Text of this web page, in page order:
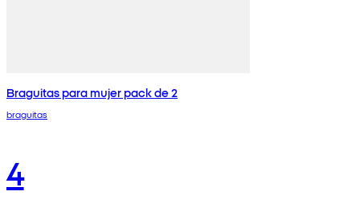
Braguitas para mujer pack de 2
braguitas
4